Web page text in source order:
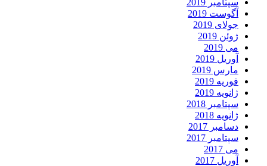
آگوست 2019
جولای 2019
ژوئن 2019
می 2019
آوریل 2019
مارس 2019
فوریه 2019
ژانویه 2019
سپتامبر 2018
ژانویه 2018
دسامبر 2017
سپتامبر 2017
می 2017
آوریل 2017